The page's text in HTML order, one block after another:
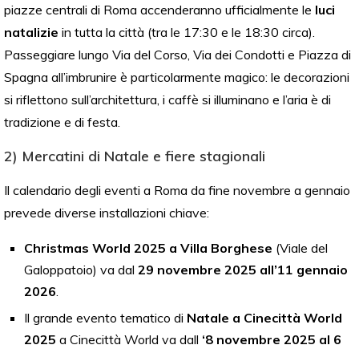
piazze centrali di Roma accenderanno ufficialmente le luci
natalizie in tutta la città (tra le 17:30 e le 18:30 circa).
Passeggiare lungo Via del Corso, Via dei Condotti e Piazza di
Spagna all’imbrunire è particolarmente magico: le decorazioni
si riflettono sull’architettura, i caffè si illuminano e l’aria è di
tradizione e di festa.
2) Mercatini di Natale e fiere stagionali
Il calendario degli eventi a Roma da fine novembre a gennaio
prevede diverse installazioni chiave:
Christmas World 2025 a Villa Borghese (Viale del
Galoppatoio) va dal 29 novembre 2025 all’11 gennaio
2026
Il grande evento tematico di Natale a Cinecittà World
2025 a Cinecittà World va dall ‘8 novembre 2025 al 6